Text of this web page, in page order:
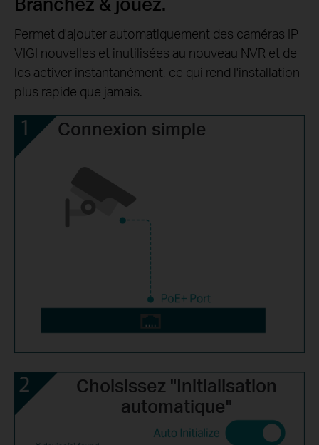
Permet d'ajouter automatiquement des caméras IP
VIGI nouvelles et inutilisées au nouveau NVR et de
les activer instantanément, ce qui rend l'installation
plus rapide que jamais.
Connexion simple
Choisissez "Initialisation
automatique"